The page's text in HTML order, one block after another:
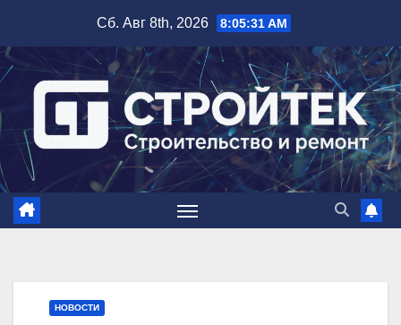
содержимому
Сб. Авг 8th, 2026 8:05:32 AM
НОВОСТИ